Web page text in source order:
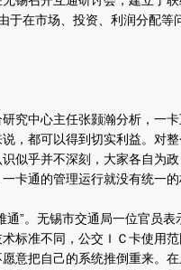
于在市场、投资、利润分配等
中心主任张颢瀚分析，一卡
，都可以得到切实利益。对
似乎并不深刻，大家各自为
卡通的管理运行就没有统一的
”。无锡市交通局一位官员表
标准不同，公交ＩＣ卡使用
意把自己的系统推倒重来。